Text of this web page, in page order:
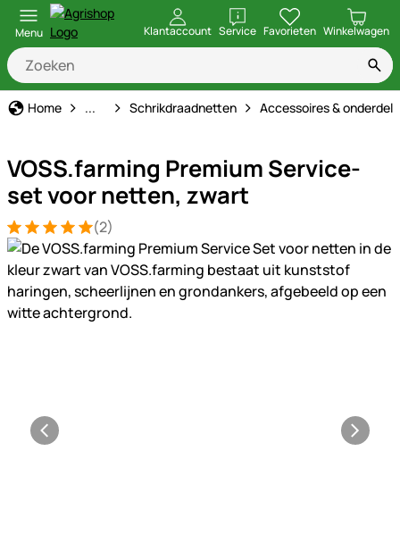
Menu Klantaccount ServiceopenenFavorieten Winkelwagen
Home Schrikdraad
... Schrikdraadnetten Accessoires &
VOSS.farming Premium Service-
set voor netten, zwart
Beoordeling: 5 van 5 (2 beoordelingen)
2 Bewertungen
(2)
Productgalerij